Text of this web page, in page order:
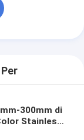
300mm di
Stainless